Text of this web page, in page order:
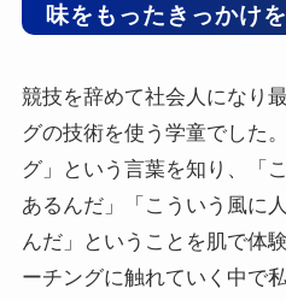
味をもったきっかけ
競技を辞めて社会人になり
グの技術を使う学童でした
グ」という言葉を知り、「
あるんだ」「こういう風に
んだ」ということを肌で体
ーチングに触れていく中で